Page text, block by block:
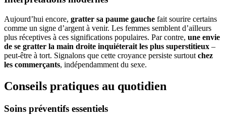
Aujourd’hui encore, gratter sa paume gauche fait sourire certains
comme un signe d’argent à venir. Les femmes semblent d’ailleurs
plus réceptives à ces significations populaires. Par contre, une envie
de se gratter la main droite inquiéterait les plus superstitieux –
peut-être à tort. Signalons que cette croyance persiste surtout chez
les commerçants, indépendamment du sexe.
Conseils pratiques au quotidien
Soins préventifs essentiels